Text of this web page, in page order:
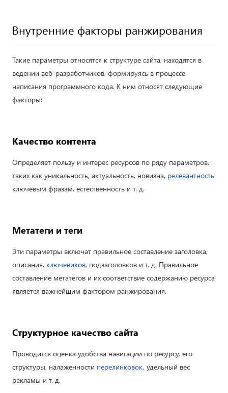
Внутренние факторы ранжирования
Такие параметры относятся к структуре сайта, находятся в
ведении веб-разработчиков, формируясь в процессе
написания программного кода. К ним относят следующие
факторы:
Качество контента
Определяет пользу и интерес ресурсов по ряду параметров,
таких как уникальность, актуальность, новизна, релевантность
ключевым фразам, естественность и т. д.
Метатеги и теги
Эти параметры включат правильное составление заголовка,
описания, ключевиков, подзаголовков и т. д. Правильное
составление метатегов и их соответствие содержанию ресурса
является важнейшим фактором ранжирования.
Структурное качество сайта
Проводится оценка удобства навигации по ресурсу, его
структуры, налаженности перелинковок, удельный вес
рекламы и т. д.